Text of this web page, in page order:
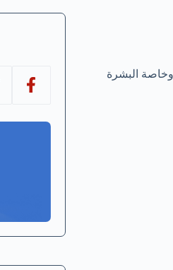
وخاصة البشرة